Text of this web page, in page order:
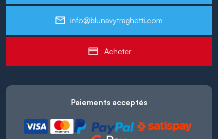
info@blunavytraghetti.com
Acheter
Paiements acceptés